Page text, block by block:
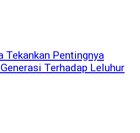
Tekankan Pentingnya
Terhadap Leluhur